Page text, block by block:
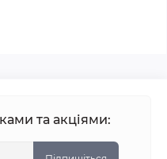
та акціями: